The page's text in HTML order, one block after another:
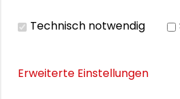
Simon Plum
Technisch notwendig
Erweiterte Einstellungen